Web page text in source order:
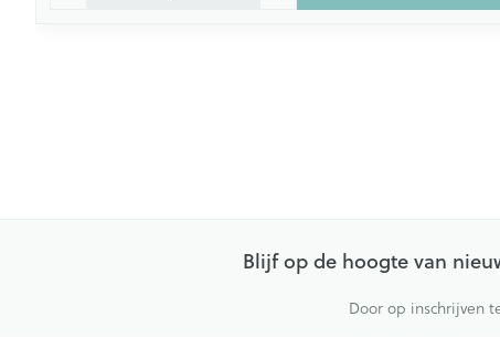
Blijf op de hoogte van
Door op inschrijven